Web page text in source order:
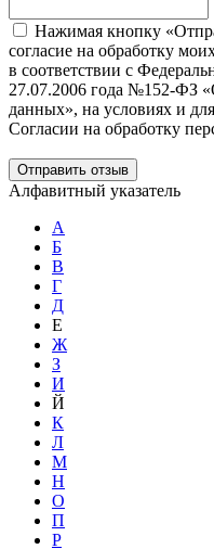
Нажимая кнопку
согласие на обработку
в соответствии с
27.07.2006 года №152-ФЗ
данных», на условиях и
Согласии на обработку
Отправить отзыв
Алфавитный указатель
А
Б
В
Г
Д
Е
Ж
З
И
Й
К
Л
М
Н
О
П
Р